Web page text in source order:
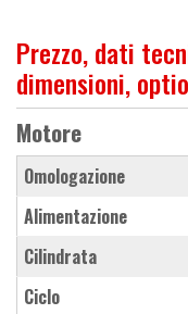
Prezzo, dati
dimensioni,
Motore
Omologazione
Alimentazione
Cilindrata
Ciclo